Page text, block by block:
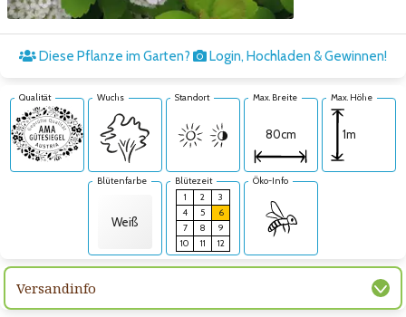
Zum nächsten Bild
Diese Pflanze im Garten? Login, Hochladen & Gewinnen!
Qualität Wuchs Standort Max. Breite
80cm
Max. Höhe
1m
Blütenfarbe
Weiß
Blütezeit
1
2
3
4
5
6
7
8
9
10
11 12
Öko-Info
Versandinfo